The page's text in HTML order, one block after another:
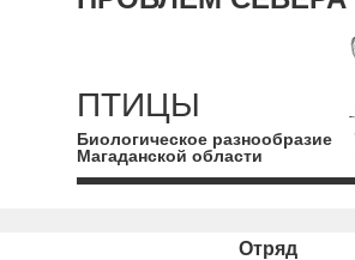
ПТИЦЫ
Биологическое разнообразие
Магаданской области
Отряд